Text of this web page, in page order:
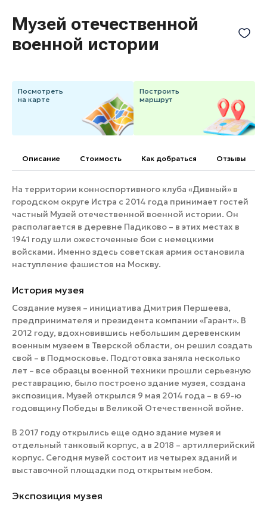
Горнолыжные клубы
Спецпроекты
Инвестиционный портал
Пикник в Подмосковье
Золотое кольцо России
Войти
Инвесторам
Особо охраняемые
природные территории
Музей отечественной
военной истории
Посмотреть
на карте
Построить
маршрут
Описание Cтоимость Как добраться Отзывы
На территории конноспортивного клуба «Дивный» в
городском округе Истра с 2014 года принимает гостей
частный Музей отечественной военной истории. Он
располагается в деревне Падиково – в этих местах в
1941 году шли ожесточенные бои с немецкими
войсками. Именно здесь советская армия остановила
наступление фашистов на Москву.
История музея
Создание музея – инициатива Дмитрия Першеева,
предпринимателя и президента компании «Гарант». В
2012 году, вдохновившись небольшим деревенским
военным музеем в Тверской области, он решил создать
свой – в Подмосковье. Подготовка заняла несколько
лет – все образцы военной техники прошли серьезную
реставрацию, было построено здание музея, создана
экспозиция. Музей открылся 9 мая 2014 года – в 69-ю
годовщину Победы в Великой Отечественной войне.
В 2017 году открылись еще одно здание музея и
отдельный танковый корпус, а в 2018 – артиллерийский
корпус. Сегодня музей состоит из четырех зданий и
выставочной площадки под открытым небом.
Экспозиция музея